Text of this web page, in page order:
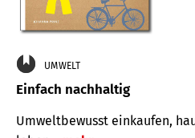
UMWELT
Einfach nachhaltig
Umweltbewusst einkaufen,